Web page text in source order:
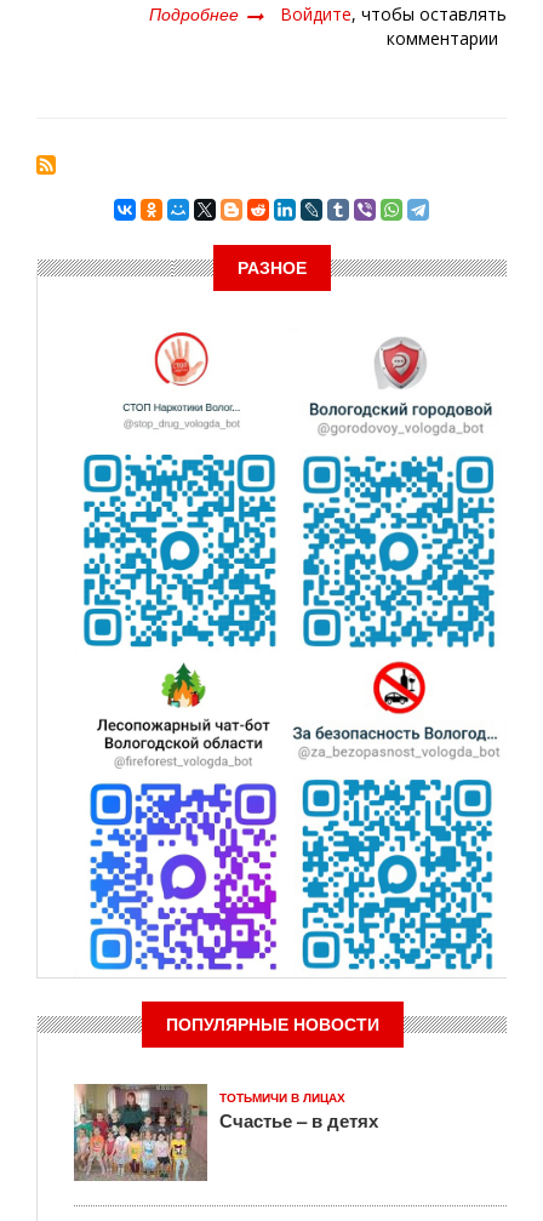
Подробнее о
Войдите, чтобы оставлять
комментарии
РАЗНОЕ
ПОПУЛЯРНЫЕ НОВОСТИ
ТОТЬМИЧИ В ЛИЦАХ
Счастье – в детях